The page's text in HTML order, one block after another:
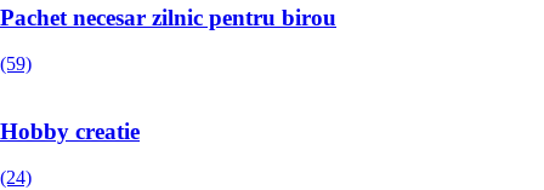
Pachet necesar zilnic pentru birou
(59)
Hobby creatie
(24)